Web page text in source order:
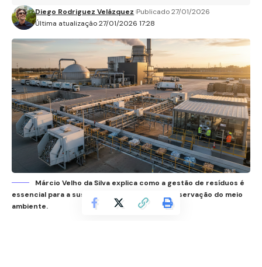
Última atualização 27/01/2026 17:28
Diego Rodriguez Velázquez Publicado 27/01/2026
Márcio Velho da Silva explica como a gestão de resíduos é
essencial para a sustentabilidade e para a preservação do meio
ambiente.